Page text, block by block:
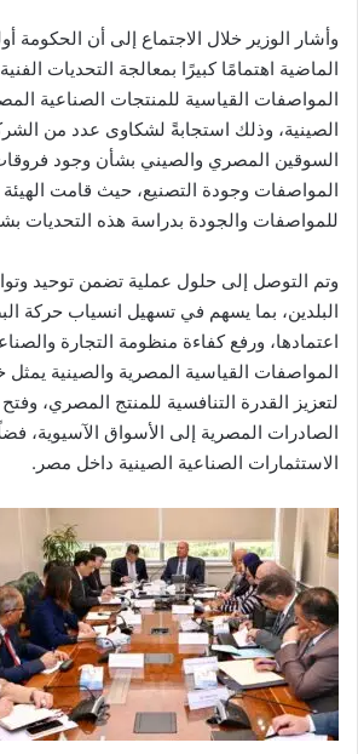
وأشار الوزير خلال الاجتماع إلى أن الحكومة
الماضية اهتمامًا كبيرًا بمعالجة التحديات
المواصفات القياسية للمنتجات الصناعية
الصينية، وذلك استجابةً لشكاوى عدد من
السوقين المصري والصيني بشأن وجود
المواصفات وجودة التصنيع، حيث قامت الهيئة
للمواصفات والجودة بدراسة هذه التحديات
وتم التوصل إلى حلول عملية تضمن توحيد
البلدين، بما يسهم في تسهيل انسياب حركة
اعتمادها، ورفع كفاءة منظومة التجارة
المواصفات القياسية المصرية والصينية يمثل
لتعزيز القدرة التنافسية للمنتج المصري،
الصادرات المصرية إلى الأسواق الآسيوية،
الاستثمارات الصناعية الصينية داخل مصر.